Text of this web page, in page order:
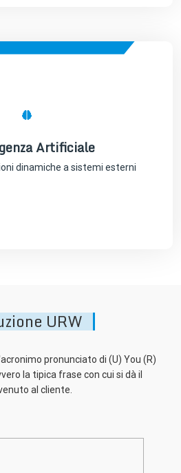
Artificiale
dinamiche a sistemi esterni
Artificiale
URW
pronunciato di (U) You (R)
la tipica frase con cui si dà il
al cliente.